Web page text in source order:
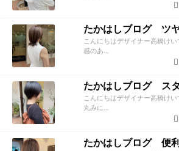
こんにちはデザイナー高橋け
感のあ...
こんにちはデザイナー高橋け
丸みに...